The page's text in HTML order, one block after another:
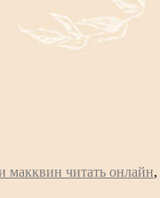
макквин читать онлайн,